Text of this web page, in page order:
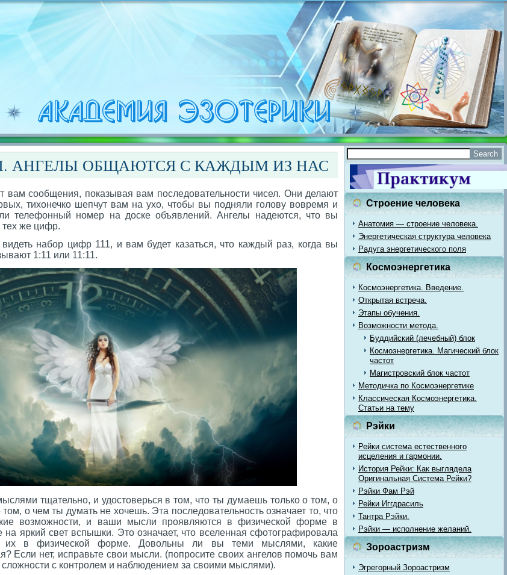
АНГЕЛЫ ОБЩАЮТСЯ С КАЖДЫМ ИЗ НАС
вам сообщения, показывая вам последовательности чисел. Они делают
тихонечко шепчут вам на ухо, чтобы вы подняли голову вовремя и
телефонный номер на доске объявлений. Ангелы надеются, что вы
тех же цифр.
набор цифр 111, и вам будет казаться, что каждый раз, когда вы
1:11 или 11:11.
тщательно, и удостоверься в том, что ты думаешь только о том, о
о чем ты думать не хочешь. Эта последовательность означает то, что
возможности, и ваши мысли проявляются в физической форме в
яркий свет вспышки. Это означает, что вселенная сфотографировала
в физической форме. Довольны ли вы теми мыслями, какие
Если нет, исправьте свои мысли. (попросите своих ангелов помочь вам
с контролем и наблюдением за своими мыслями).
Строение человека
Анатомия — строение человека.
Энергетическая структура человека
Радуга энергетического поля
Космоэнергетика
Космоэнергетика. Введение.
Открытая встреча.
Этапы обучения.
Возможности метода.
Буддийский (лечебный) блок
Космоэнергетика. Магический блок
частот
Магистровский блок частот
Методичка по Космоэнергетике
Классическая Космоэнергетика.
Статьи на тему
Рэйки
Рейки система естественного
исцеления и гармонии.
История Рейки: Как выглядела
Оригинальная Система Рейки?
Рэйки Фам Рэй
Рейки Иггдрасиль
Тантра Рэйки.
Рэйки — исполнение желаний.
Зороастризм
Эгрегорный Зороастризм